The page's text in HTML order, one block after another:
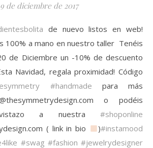
9 de diciembre de 2017
de nuevo listos en web!
100% a mano en nuestro taller ️ Tenéis
de Diciembre un -10% de descuento
Navidad, regala proximidad! Código
#handmade para más
o podéis
a nuestra #shoponline
( link in bio
)#instamood
#swag #fashion #jewelrydesigner